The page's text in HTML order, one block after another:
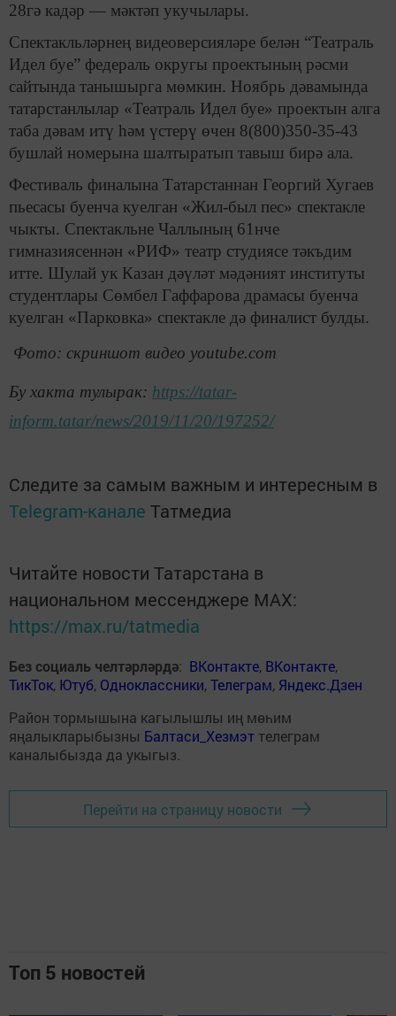
28гә кадәр — мәктәп укучылары.
Спектакльләрнең видеоверсияләре белән “Театраль
Идел буе” федераль округы проектының рәсми
сайтында танышырга мөмкин. Ноябрь дәвамында
татарстанлылар «Театраль Идел буе» проектын алга
таба дәвам итү һәм үстерү өчен 8(800)350-35-43
бушлай номерына шалтыратып тавыш бирә ала.
Фестиваль финалына Татарстаннан Георгий Хугаев
пьесасы буенча куелган «Жил-был пес» спектакле
чыкты. Спектакльне Чаллының 61нче
гимназиясеннән «РИФ» театр студиясе тәкъдим
итте. Шулай ук Казан дәүләт мәдәният институты
студентлары Сөмбел Гаффарова драмасы буенча
куелган «Парковка» спектакле дә финалист булды.
Фото: скриншот видео youtube.com
Бу хакта тулырак: https://tatar-
inform.tatar/news/2019/11/20/197252/
Следите за самым важным и интересным в
Telegram-канале Татмедиа
Читайте новости Татарстана в
национальном мессенджере MАХ:
https://max.ru/tatmedia
Без социаль челтәрләрдә: ВКонтакте, ВКонтакте,
ТикТок, Ютуб, Одноклассники,Телеграм, Яндекс.Дзен
Район тормышына кагылышлы иң мөһим
яңалыкларыбызны Балтаси_Хезмэт телеграм
каналыбызда да укыгыз.
Перейти на страницу новости
Топ 5 новостей